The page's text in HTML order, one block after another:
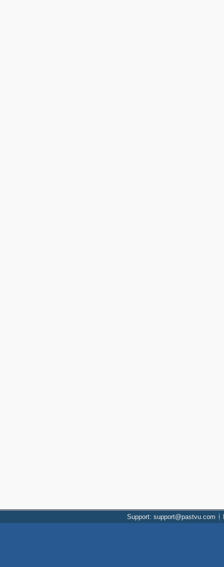
Support: support@pastvu.com